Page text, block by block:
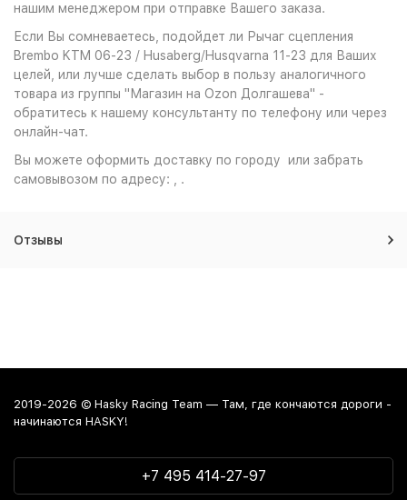
нашим менеджером при отправке Вашего заказа.
Если Вы сомневаетесь, подойдет ли Рычаг сцепления
Brembo KTM 06-23 / Husaberg/Husqvarna 11-23 для Ваших
целей, или лучше сделать выбор в пользу аналогичного
товара из группы "Магазин на Ozon Долгашева" -
обратитесь к нашему консультанту по телефону или через
онлайн-чат.
Вы можете оформить доставку по городу или забрать
самовывозом по адресу: , .
Отзывы
2019-2026 © Hasky Racing Team — Там, где кончаются дороги -
начинаются HASKY!
+7 495 414-27-97